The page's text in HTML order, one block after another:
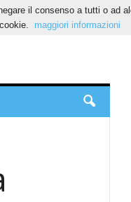
il consenso a tutti o ad
maggiori informazioni